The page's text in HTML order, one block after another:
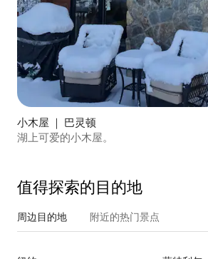
小木屋 ｜ 巴灵顿
湖上可爱的小木屋。
值得探索的目的地
周边目的地 附近的热门景点